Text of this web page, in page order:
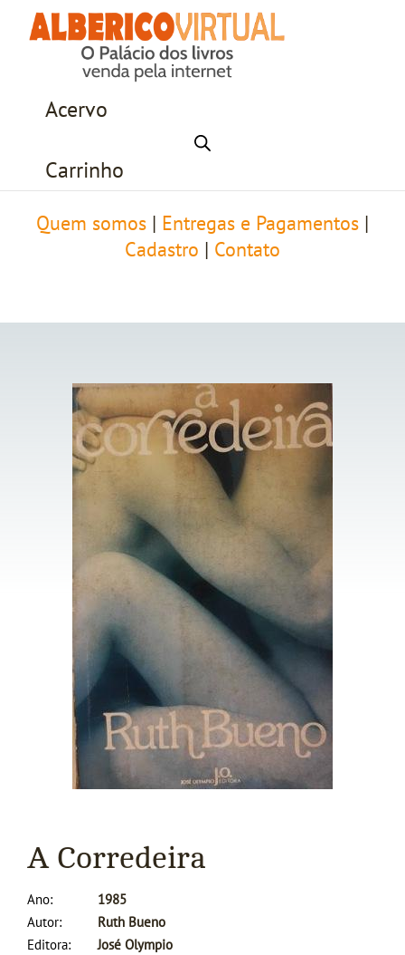
Acervo
Carrinho
Quem somos Entregas e Pagamentos
Cadastro
Contato
A Corredeira
Ano
1985
Autor
Ruth Bueno
Editora
José Olympio